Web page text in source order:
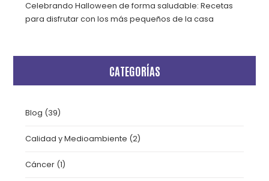
Celebrando Halloween de forma saludable: Recetas
para disfrutar con los más pequeños de la casa
CATEGORÍAS
Blog (39)
Calidad y Medioambiente (2)
Cáncer (1)